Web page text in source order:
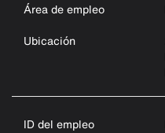
Área de empleo
Ubicación
ID del empleo